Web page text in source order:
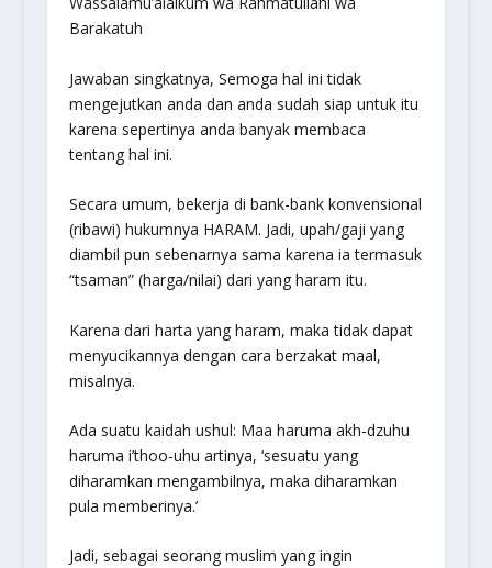
Barakatuh
Jawaban singkatnya, Semoga hal ini tidak
mengejutkan anda dan anda sudah siap untuk itu
karena sepertinya anda banyak membaca
tentang hal ini.
Secara umum, bekerja di bank-bank konvensional
(ribawi) hukumnya HARAM. Jadi, upah/gaji yang
diambil pun sebenarnya sama karena ia termasuk
“tsaman” (harga/nilai) dari yang haram itu.
Karena dari harta yang haram, maka tidak dapat
menyucikannya dengan cara berzakat maal,
misalnya.
Ada suatu kaidah ushul: Maa haruma akh-dzuhu
haruma i’thoo-uhu artinya, ‘sesuatu yang
diharamkan mengambilnya, maka diharamkan
pula memberinya.’
Jadi, sebagai seorang muslim yang ingin